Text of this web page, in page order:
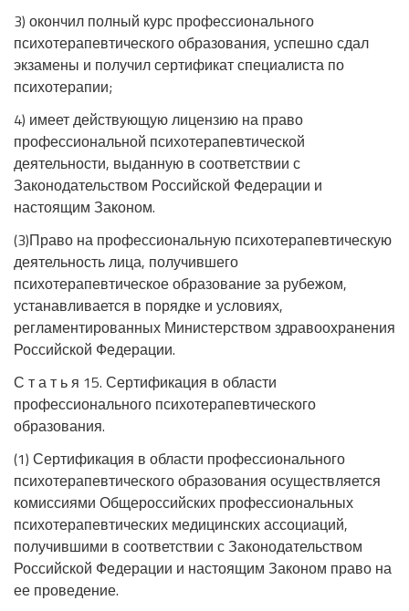
3) окончил полный курс профессионального
психотерапевтического образования, успешно сдал
экзамены и получил сертификат специалиста по
психотерапии;
4) имеет действующую лицензию на право
профессиональной психотерапевтической
деятельности, выданную в соответствии с
Законодательством Российской Федерации и
настоящим Законом.
(3)Право на профессиональную психотерапевтическую
деятельность лица, получившего
психотерапевтическое образование за рубежом,
устанавливается в порядке и условиях,
регламентированных Министерством здравоохранения
Российской Федерации.
С т а т ь я 15. Сертификация в области
профессионального психотерапевтического
образования.
(1) Сертификация в области профессионального
психотерапевтического образования осуществляется
комиссиями Общероссийских профессиональных
психотерапевтических медицинских ассоциаций,
получившими в соответствии с Законодательством
Российской Федерации и настоящим Законом право на
ее проведение.